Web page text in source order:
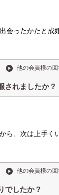
会ったかたと成
他の会員様の
されましたか？
ら、次は上手く
他の会員様の
でしたか？